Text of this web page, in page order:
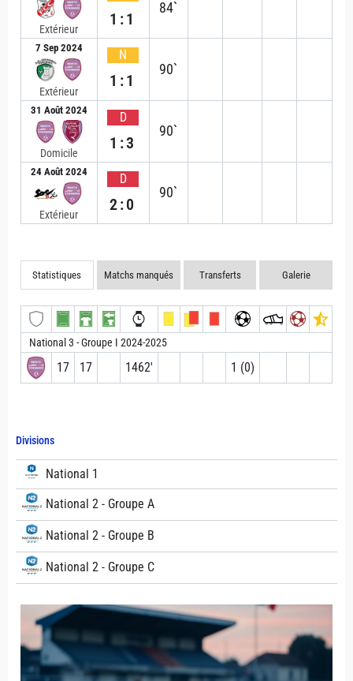
Divisions
National 1
National 2 - Groupe A
National 2 - Groupe B
National 2 - Groupe C
Extérieur
1:1
84`
7 Sep 2024
Extérieur
N
1:1
90`
31 Août 2024
Domicile
D
1:3
90`
24 Août 2024
Extérieur
D
2:0
90`
Statistiques Matchs manqués Transferts Galerie
National 3 - Groupe I 2024-2025
17 17 1462′ 1 (0)